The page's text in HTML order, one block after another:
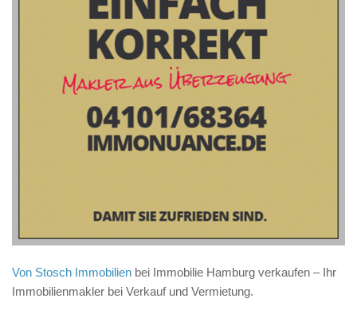
Von Stosch Immobilien bei Immobilie Hamburg verkaufen – Ihr
Immobilienmakler bei Verkauf und Vermietung.